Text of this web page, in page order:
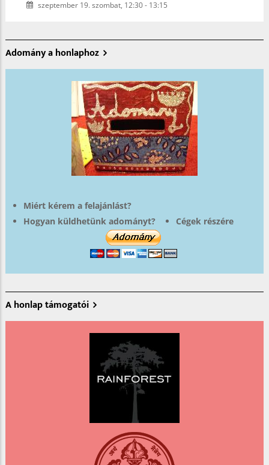
szeptember 19. szombat, 12:30- 13:15
Adomány a honlaphoz
Miért kérem a felajánlást?
Hogyan küldhetünk adományt?
Cégek részére
A honlap támogatói